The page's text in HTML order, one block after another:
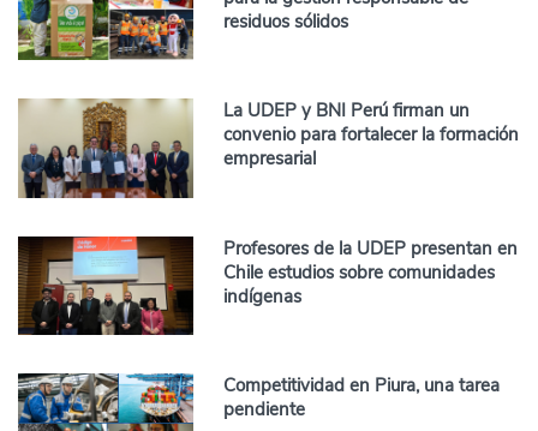
residuos sólidos
La UDEP y BNI Perú firman un
convenio para fortalecer la formación
empresarial
Profesores de la UDEP presentan en
Chile estudios sobre comunidades
indígenas
Competitividad en Piura, una tarea
pendiente